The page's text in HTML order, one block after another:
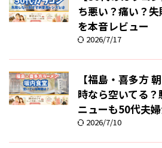
ち悪い？痛い？
を本音レビュー
2026/7/17
【福島・喜多方
時なら空いてる
ニューも50代夫
2026/7/10